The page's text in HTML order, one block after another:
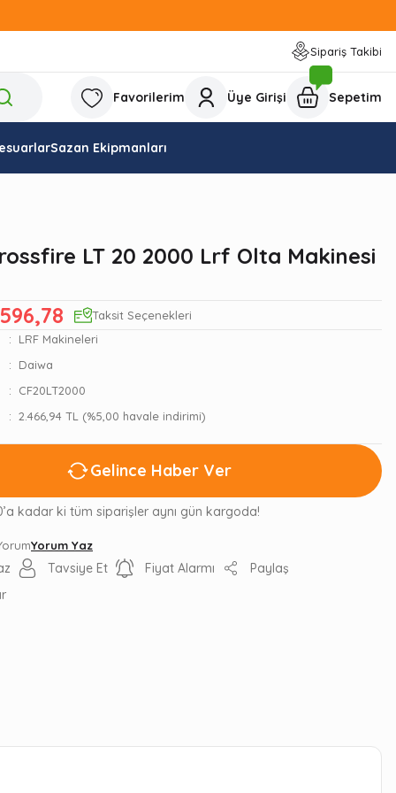
Sipariş Takibi
Favorilerim Üye Girişi Sepetim
Sazan Ekipmanları
Yorum Yaz
LT 20 2000 Lrf Olta Makinesi
Taksit Seçenekleri
LRF Makineleri
Daiwa
CF20LT2000
2.466,94 TL (%5,00 havale indirimi)
Gelince Haber Ver
kadar ki tüm siparişler aynı gün kargoda!
Tavsiye Et Fiyat Alarmı
Paylaş